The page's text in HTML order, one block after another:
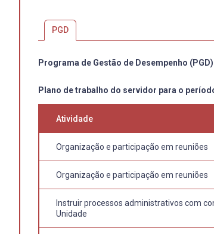
PGD
Programa de Gestão de Desempenho (PGD)
Plano de trabalho do servidor para o
Atividade
Organização e participação em reuniões
Organização e participação em reuniões
Instruir processos administrativos com
Unidade